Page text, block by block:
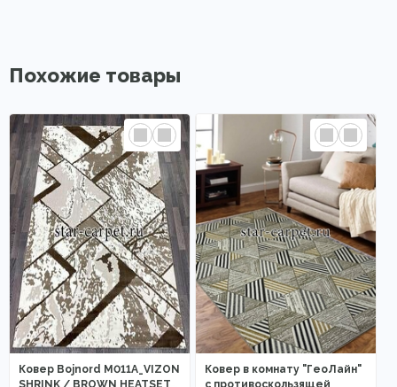
Похожие товары
Ковер Bojnord M011A_VIZON
SHRINK / BROWN HEATSET
Ковер в комнату "ГеоЛайн"
с противоскользящей